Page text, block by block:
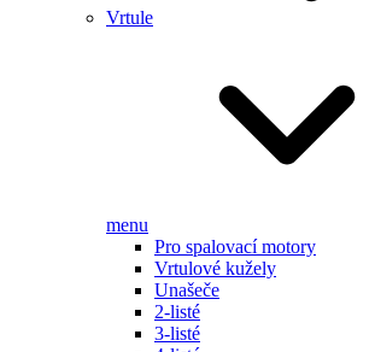
Vrtule
menu
Pro spalovací motory
Vrtulové kužely
Unašeče
2-listé
3-listé